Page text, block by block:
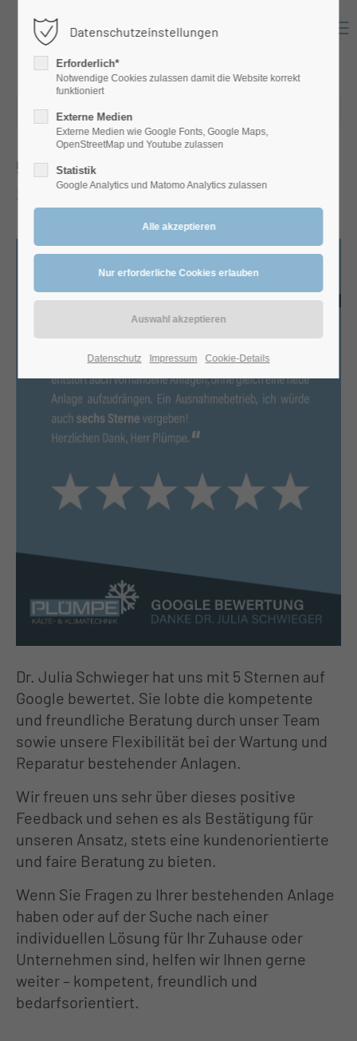
Login
Benutzername
Passwort
Support
Lorem ipsum dolor sit amet:
24h/ 365days
We offer support for our customers
Mon - Fri 8:00am - 5:00pm(GMT +1)
Cybersteel Inc.
376-293 City Road, Suite 600
Have any questions?
+44 1234 567 890
Drop us a line
info@yourdomain.com
About us
Lorem ipsum dolor sit amet,
consectetuer adipiscing elit.
Aenean commodo ligula eget dolor.
Aenean massa. Cum sociis natoque
penatibus et magnis dis parturient
montes, nascetur ridiculus mus. Donec
27.02.2025 08:26
5-Sterne-Bewertung
Schwieger
Dr. Julia Schwieger hat uns mit 5 Sternen auf
Google bewertet. Sie lobte die kompetente
und freundliche Beratung durch unser Team
sowie unsere Flexibilität bei der Wartung und
Reparatur bestehender Anlagen.
Wir freuen uns sehr über dieses positive
Feedback und sehen es als Bestätigung für
unseren Ansatz, stets eine kundenorientierte
und faire Beratung zu bieten.
Wenn Sie Fragen zu Ihrer bestehenden Anlage
haben oder auf der Suche nach einer
individuellen Lösung für Ihr Zuhause oder
Unternehmen sind, helfen wir Ihnen gerne
weiter – kompetent, freundlich und
bedarfsorientiert.
Datenschutzeinstellungen
Erforderlich*
Notwendige Cookies zulassen damit die Website korrekt
funktioniert
Externe Medien
Externe Medien wie Google Fonts, Google Maps,
OpenStreetMap und Youtube zulassen
Statistik
Google Analytics und Matomo Analytics zulassen
Datenschutz Impressum Cookie-Details